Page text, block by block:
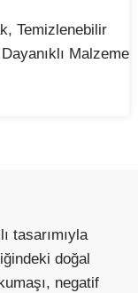
Temizlenebilir
Malzeme
tasarımıyla
doğal
negatif